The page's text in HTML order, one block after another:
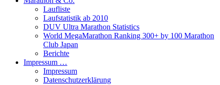
Laufliste
Laufstatistik ab 2010
DUV Ultra Marathon Statistics
World MegaMarathon Ranking 300+ by 100 Marathon
Club Japan
Berichte
Impressum …
Impressum
Datenschutzerklärung